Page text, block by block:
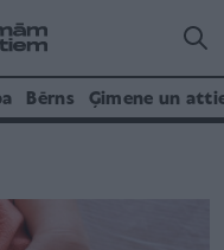
Bērns Ģimene un